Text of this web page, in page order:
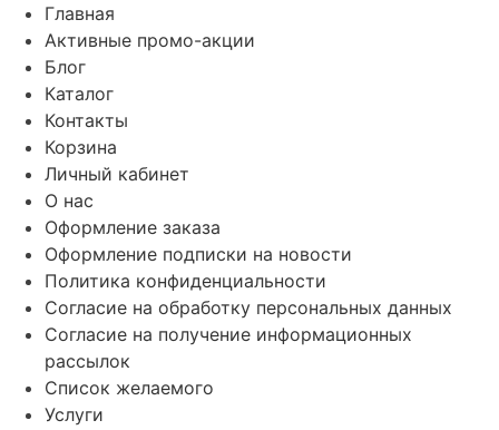
Главная
Активные промо-акции
Блог
Каталог
Контакты
Корзина
Личный кабинет
О нас
Оформление заказа
Оформление подписки на новости
Политика конфиденциальности
Согласие на обработку персональных данных
Согласие на получение информационных
рассылок
Список желаемого
Услуги